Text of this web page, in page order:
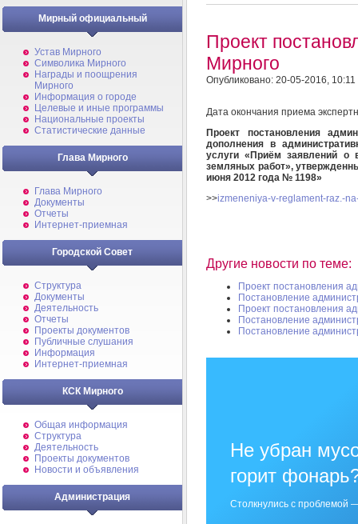
Мирный официальный
Устав Мирного
Символика Мирного
Награды и поощрения
Мирного
Информация о городе
Целевые и иные программы
Национальные проекты
Статистические данные
Глава Мирного
Глава Мирного
Документы
Отчеты
Интернет-приемная
Городской Совет
Структура
Документы
Деятельность
Отчеты
Проекты документов
Публичные слушания
Информация
Интернет-приемная
КСК Мирного
Общая информация
Структура
Деятельность
Проекты документов
Новости и объявления
Администрация
Проект
Мирного
Опубликовано: 20-05-2016, 10:11
Дата окончания приема
Проект постановления
дополнения в
услуги «Приём заявлений о
земляных работ»,
июня 2012 года № 1198»
>>izmeneniya-v-reglament-raz.-
Другие новости по теме:
Проект постановления
Постановление
Проект постановления
Постановление
Постановление
Не убран
горит
Столкнулись с проблемой